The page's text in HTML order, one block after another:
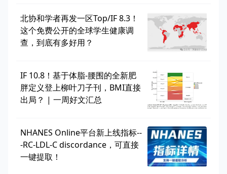
北协和学者再发一区Top/IF 8.3！
这个免费公开的全球学生健康调
查，到底有多好用？
IF 10.8！基于体脂-腰围的全新肥
胖定义登上柳叶刀子刊，BMI直接
出局？ | 一周好文汇总
NHANES Online平台新上线指标--
-RC-LDL-C discordance，可直接
一键提取！